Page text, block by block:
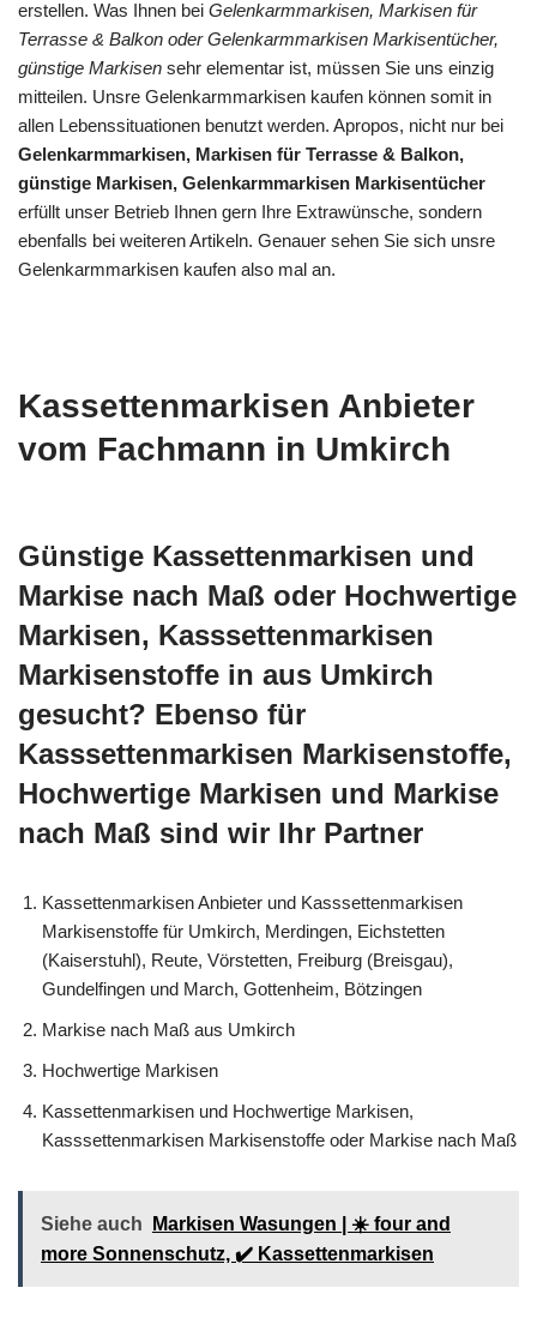
erstellen. Was Ihnen bei Gelenkarmmarkisen, Markisen für
Terrasse & Balkon oder Gelenkarmmarkisen Markisentücher,
günstige Markisen sehr elementar ist, müssen Sie uns einzig
mitteilen. Unsre Gelenkarmmarkisen kaufen können somit in
allen Lebenssituationen benutzt werden. Apropos, nicht nur bei
Gelenkarmmarkisen, Markisen für Terrasse & Balkon,
günstige Markisen, Gelenkarmmarkisen Markisentücher
erfüllt unser Betrieb Ihnen gern Ihre Extrawünsche, sondern
ebenfalls bei weiteren Artikeln. Genauer sehen Sie sich unsre
Gelenkarmmarkisen kaufen also mal an.
Kassettenmarkisen Anbieter
vom Fachmann in Umkirch
Günstige Kassettenmarkisen und
Markise nach Maß oder Hochwertige
Markisen, Kasssettenmarkisen
Markisenstoffe in aus Umkirch
gesucht? Ebenso für
Kasssettenmarkisen Markisenstoffe,
Hochwertige Markisen und Markise
nach Maß sind wir Ihr Partner
Kassettenmarkisen Anbieter und Kasssettenmarkisen
Markisenstoffe für Umkirch, Merdingen, Eichstetten
(Kaiserstuhl), Reute, Vörstetten, Freiburg (Breisgau),
Gundelfingen und March, Gottenheim, Bötzingen
Markise nach Maß aus Umkirch
Hochwertige Markisen
Kassettenmarkisen und Hochwertige Markisen,
Kasssettenmarkisen Markisenstoffe oder Markise nach Maß
Siehe auch
Markisen Wasungen | ☀️ four and
more Sonnenschutz, ✔️ Kassettenmarkisen